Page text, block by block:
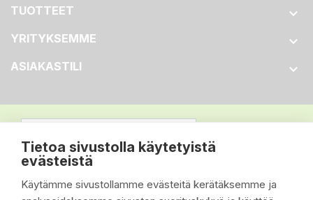
Tietoa sivustolla käytetyistä
evästeistä
Käytämme sivustollamme evästeitä kerätäksemme ja
TUOTTEET 
YRITYKSEMME 
ASIAKASTILI 